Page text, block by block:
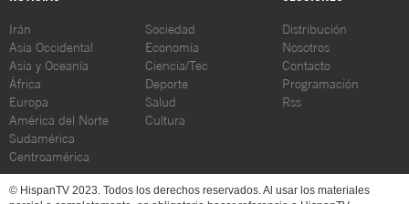
Irán
Asia Occidental
Asia y Oceanía
África
Europa
América del Norte
Sudamérica
Centroamérica
Sociedad
Economía
Ciencia/Tec
Deporte
Salud
Cultura
Distribución
Nosotros
Contacto
Programación
Rss
© HispanTV 2023. Todos los derechos reservados. Al usar los materiales